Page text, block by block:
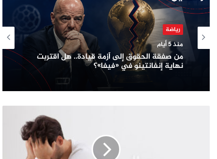
رياضة
منذ 5 أيام
من صفقة الحقوق إلى أزمة قيادة.. هل اقتربت
نهاية إنفانتينو في «فيفا»؟